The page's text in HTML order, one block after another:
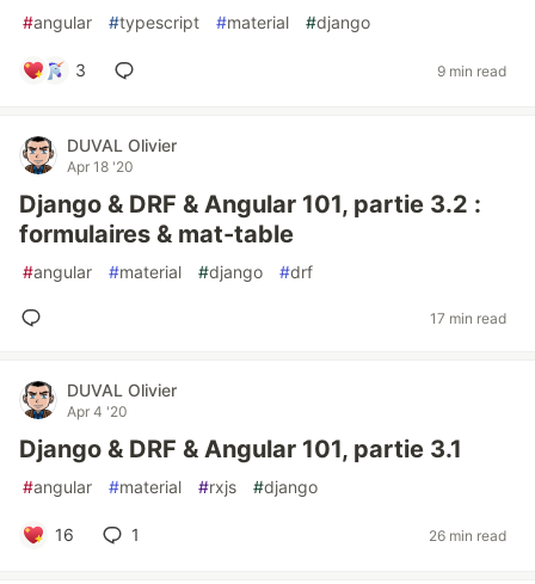
#angular #typescript #material #django
3 9 min read
DUVAL Olivier
Apr 18 '20
Django & DRF & Angular 101, partie 3.2 :
formulaires & mat-table
#angular #material #django #drf
17 min read
DUVAL Olivier
Apr 4 '20
Django & DRF & Angular 101, partie 3.1
#angular #material #rxjs #django
16 1 26 min read